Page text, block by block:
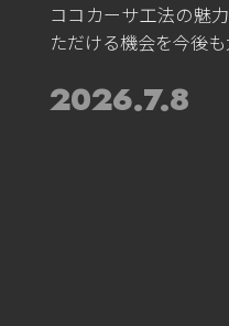
ココカーサ工法の魅
ただける機会を今後も
2026.7.8